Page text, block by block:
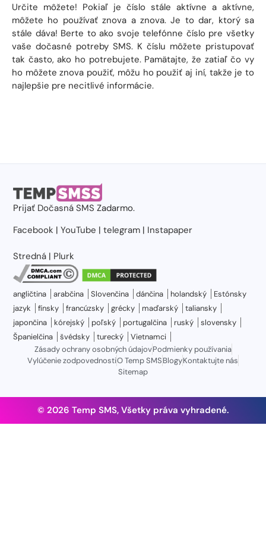
Určite môžete! Pokiaľ je číslo stále aktívne a aktívne,
môžete ho používať znova a znova. Je to dar, ktorý sa
stále dáva! Berte to ako svoje telefónne číslo pre všetky
vaše dočasné potreby SMS. K číslu môžete pristupovať
tak často, ako ho potrebujete. Pamätajte, že zatiaľ čo vy
ho môžete znova použiť, môžu ho použiť aj iní, takže je to
najlepšie pre necitlivé informácie.
Prijať Dočasná SMS Zadarmo.
Facebook |YouTube |telegram | Instapaper
Stredná | Plurk
angličtina arabčina Slovenčina dánčina holandský
Estónsky
jazyk
fínsky francúzsky grécky maďarský
taliansky
japončina
kórejský poľský portugalčina ruský
slovensky
Španielčina
švédsky turecký
Vietnamci
Zásady ochrany osobných údajovPodmienky používania
Vylúčenie zodpovednostiO Temp SMSBlogyKontaktujte nás
Sitemap
© 2026 Temp SMS, Všetky práva vyhradené.